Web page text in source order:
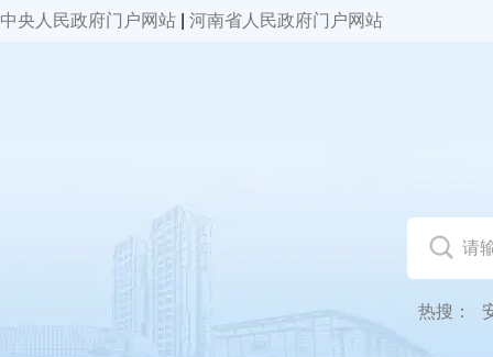
中央人民政府门户网站 河南省人民政府门户网站
热搜：